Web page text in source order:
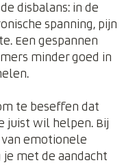
disbalans: in de
spanning, pijn
Een gespannen
minder goed in
te beseffen dat
juist wil helpen. Bij
emotionele
met de aandacht